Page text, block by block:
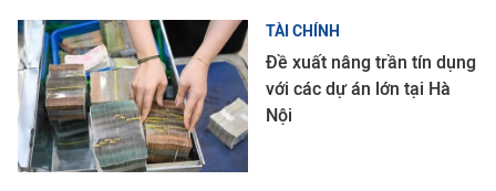
TÀI CHÍNH
Đề xuất nâng trần tín dụng
với các dự án lớn tại Hà
Nội